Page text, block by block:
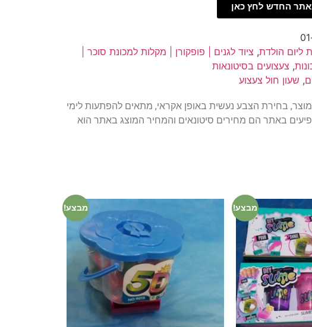
החדש לחץ כאן
ליום הולדת, ציוד לגנים | פופקורן | מקלות למכונת סוכר |
, צעצועים בסיטונאות
, שעון חול צעצוע
למוצר, בחירת הצבע נעשית באופן אקראי, מתאים להפתעות לימי
של 30 ס"מ להמחשת הגודל, המחירים המופיעים באתר הם מחירים סיטונאים והמחיר המוצג באתר הוא
מבצע! מבצע!